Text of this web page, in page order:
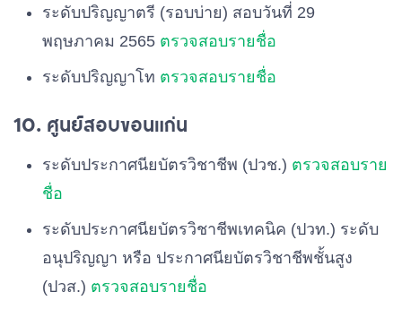
ระดับปริญญาตรี (รอบบ่าย) สอบวันที่ 29
พฤษภาคม 2565 ตรวจสอบรายชื่อ
ระดับปริญญาโท ตรวจสอบรายชื่อ
10. ศูนย์สอบขอนแก่น
ระดับประกาศนียบัตรวิชาชีพ (ปวช.) ตรวจสอบราย
ชื่อ
ระดับประกาศนียบัตรวิชาชีพเทคนิค (ปวท.) ระดับ
อนุปริญญา หรือ ประกาศนียบัตรวิชาชีพชั้นสูง
(ปวส.) ตรวจสอบรายชื่อ